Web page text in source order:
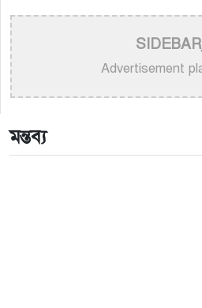
>
বাংলাদেশ বেতারে সুরকার ও
তালিকাভুক্ত হলেন ৯২ শিল্পী
>একই দিনে জন্ম, সুরের টানে
জুটি
Advertisement
মন্তব্য